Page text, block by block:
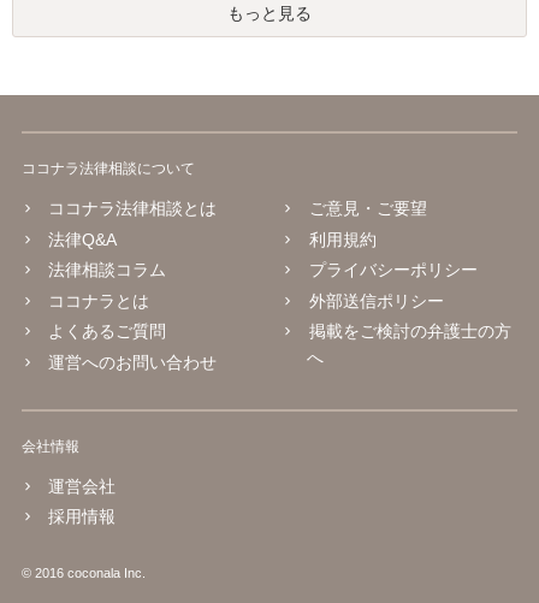
もっと見る
ココナラ法律相談について
ココナラ法律相談とは
法律Q&A
法律相談コラム
ココナラとは
よくあるご質問
運営へのお問い合わせ
ご意見・ご要望
利用規約
プライバシーポリシー
外部送信ポリシー
掲載をご検討の弁護士の方
へ
会社情報
運営会社
採用情報
© 2016 coconala Inc.